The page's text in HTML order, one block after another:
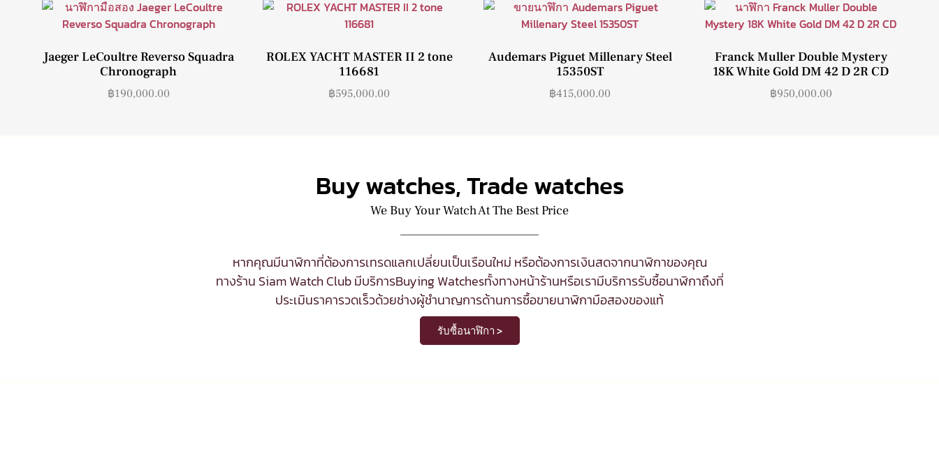
Jaeger LeCoultre Reverso Squadra
Chronograph
฿190,000.00
ROLEX YACHT MASTER II 2 tone
116681
฿595,000.00
Audemars Piguet Millenary Steel
15350ST
฿415,000.00
Franck Muller Double Mystery
18K White Gold DM 42 D 2R CD
฿950,000.00
Buy watches, Trade watches
We Buy Your Watch At The Best Price
หากคุณมีนาฬิกาที่ต้องการเทรดแลกเปลี่ยนเป็นเรือนใหม่ หรือต้องการเงินสดจากนาฬิกาของคุณ
ทางร้าน Siam Watch Club มีบริการBuying Watchesทั้งทางหน้าร้านหรือเรามีบริการรับซื้อนาฬิกาถึงที่
ประเมินราคารวดเร็วด้วยช่างผู้ชำนาญการด้านการซื้อขายนาฬิกามือสองของแท้
รับซื้อนาฬิกา >